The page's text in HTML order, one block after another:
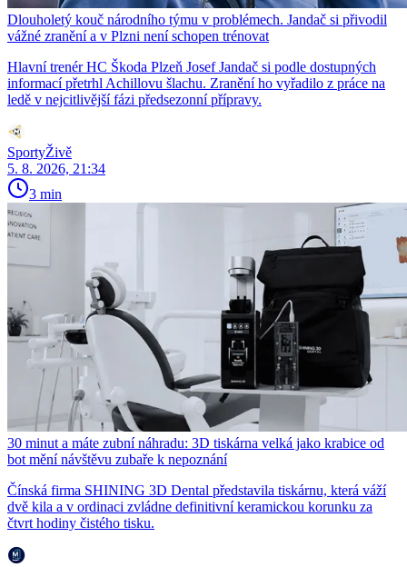
Dlouholetý kouč národního týmu v problémech. Jandač si přivodil
vážné zranění a v Plzni není schopen trénovat
Hlavní trenér HC Škoda Plzeň Josef Jandač si podle dostupných
informací přetrhl Achillovu šlachu. Zranění ho vyřadilo z práce na
ledě v nejcitlivější fázi předsezonní přípravy.
SportyŽivě
5. 8. 2026, 21:34
3 min
30 minut a máte zubní náhradu: 3D tiskárna velká jako krabice od
bot mění návštěvu zubaře k nepoznání
Čínská firma SHINING 3D Dental představila tiskárnu, která váží
dvě kila a v ordinaci zvládne definitivní keramickou korunku za
čtvrt hodiny čistého tisku.